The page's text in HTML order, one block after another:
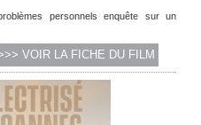
personnels enquête sur un
VOIR LA FICHE DU FILM